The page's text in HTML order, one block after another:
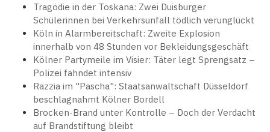
Tragödie in der Toskana: Zwei Duisburger
Schülerinnen bei Verkehrsunfall tödlich verunglückt
Köln in Alarmbereitschaft: Zweite Explosion
innerhalb von 48 Stunden vor Bekleidungsgeschäft
Kölner Partymeile im Visier: Täter legt Sprengsatz –
Polizei fahndet intensiv
Razzia im "Pascha": Staatsanwaltschaft Düsseldorf
beschlagnahmt Kölner Bordell
Brocken-Brand unter Kontrolle – Doch der Verdacht
auf Brandstiftung bleibt